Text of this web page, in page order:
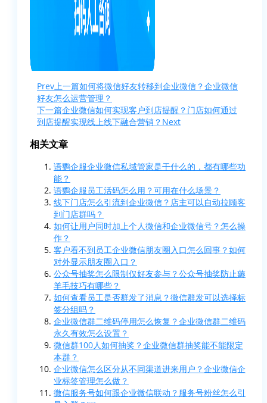
Prev 上一篇如何将微信好友转移到企业微信？企业微信
好友怎么运营管理？
下一篇企业微信如何实现客户到店提醒？门店如何通过
到店提醒实现线上线下融合营销？ Next
相关文章
语鹦企服企业微信私域管家是干什么的，都有哪些功
能？
语鹦企服员工活码怎么用？可用在什么场景？
线下门店怎么引流到企业微信？店主可以自动拉顾客
到门店群吗？
如何让用户同时加上个人微信和企业微信号？怎么操
作？
客户看不到员工企业微信朋友圈入口怎么回事？如何
对外显示朋友圈入口？
公众号抽奖怎么限制仅好友参与？公众号抽奖防止薅
羊毛技巧有哪些？
如何查看员工是否群发了消息？微信群发可以选择标
签分组吗？
企业微信群二维码停用怎么恢复？企业微信群二维码
永久有效怎么设置？
微信群100人如何抽奖？企业微信群抽奖能不能限定
本群？
企业微信怎么区分从不同渠道进来用户？企业微信企
业标签管理怎么做？
微信服务号如何跟企业微信联动？服务号粉丝怎么引